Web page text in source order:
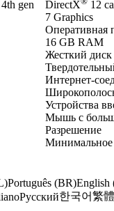
gen
DirectX
12
7 Graphics
Оперативная
16 GB RAM
Жесткий диск
Интернет-
Устройства
Мышь с
Разрешение
Минимальное
Português (BR)English
Русский한국어繁